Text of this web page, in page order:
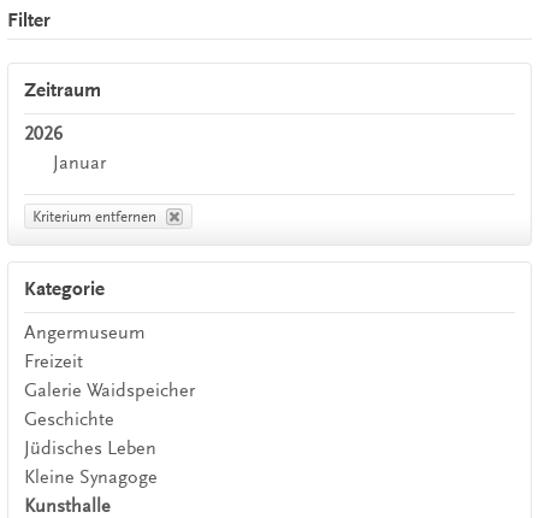
Filter
Zeitraum
2026
Januar
Kriterium entfernen
Kategorie
Angermuseum
Freizeit
Galerie Waidspeicher
Geschichte
Jüdisches Leben
Kleine Synagoge
Kunsthalle